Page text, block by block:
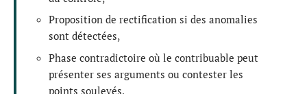
Proposition de rectification si des anomalies
sont détectées,
Phase contradictoire où le contribuable peut
présenter ses arguments ou contester les
points soulevés,